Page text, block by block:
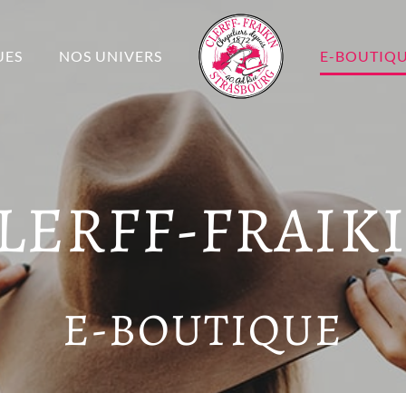
NOS UNIVERS E-
E-BOUTIQUE